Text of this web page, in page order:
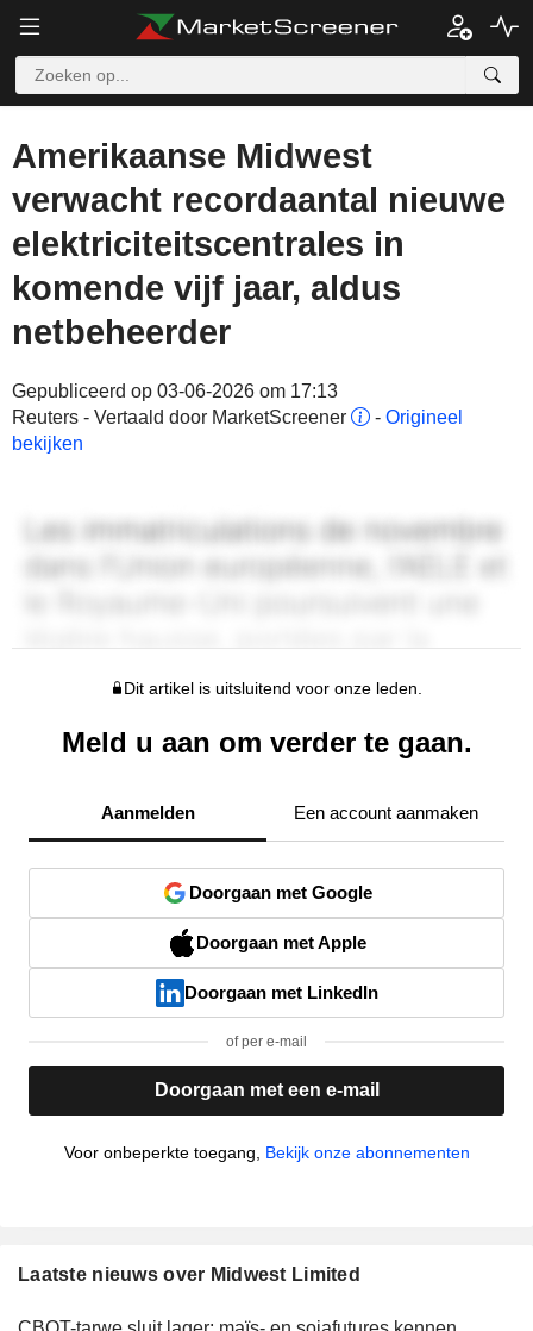
Amerikaanse Midwest
verwacht recordaantal nieuwe
elektriciteitscentrales in
komende vijf jaar, aldus
netbeheerder
Gepubliceerd op 03-06-2026 om 17:13
Reuters - Vertaald door MarketScreener
- Origineel
bekijken
Dit artikel is uitsluitend voor onze leden.
Meld u aan om verder te gaan.
Aanmelden Een account aanmaken
Doorgaan met Google
Doorgaan met Apple
Doorgaan met LinkedIn
of per e-mail
Doorgaan met een e-mail
Voor onbeperkte toegang, Bekijk onze abonnementen
Laatste nieuws over Midwest Limited